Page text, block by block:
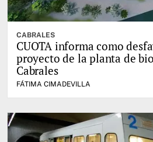
CABRALES
CUOTA informa como
proyecto de la planta de
Cabrales
FÁTIMA CIMADEVILLA